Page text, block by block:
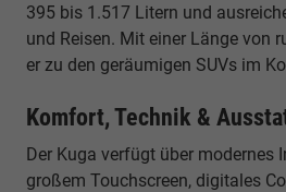
395 bis 1.517 Litern und
und Reisen. Mit einer Länge von
er zu den geräumigen SUVs im
Komfort, Technik &
Der Kuga verfügt über modernes
großem Touchscreen, digitales